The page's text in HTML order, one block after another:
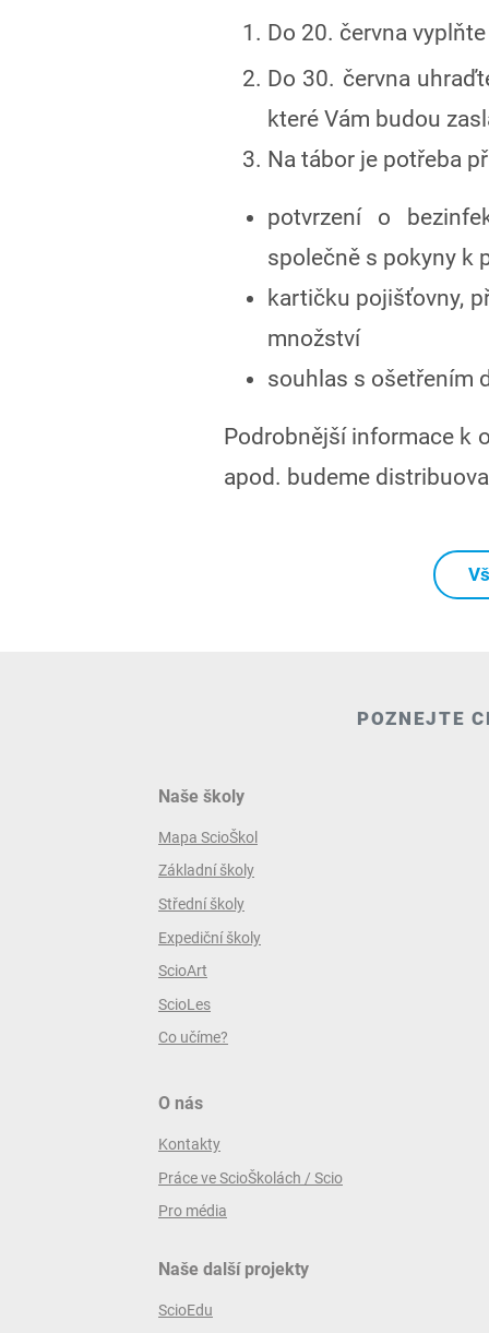
Do 20. června
Do 30. června
které Vám budou
Na tábor je potřeba
potvrzení o
společně s pokyny k
kartičku pojišťovny,
množství
souhlas s ošetřením
Podrobnější informace k
apod. budeme
POZNEJTE
Naše školy
Mapa ScioŠkol
Základní školy
Střední školy
Expediční školy
ScioArt
ScioLes
Co učíme?
O nás
Kontakty
Práce ve ScioŠkolách / Scio
Pro média
Naše další projekty
ScioEdu